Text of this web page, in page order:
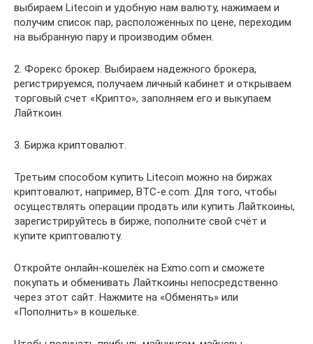
выбираем Litecoin и удобную нам валюту, нажимаем и
получим список пар, расположенных по цене, переходим
на выбранную пару и производим обмен.
2. Форекс брокер. Выбираем надежного брокера,
регистрируемся, получаем личный кабинет и открываем
торговый счет «Крипто», заполняем его и выкупаем
Лайткоин.
3. Биржа криптовалют.
Третьим способом купить Litecoin можно на биржах
криптовалют, например, BTC-e.com. Для того, чтобы
осуществлять операции продать или купить Лайткоины,
зарегистрируйтесь в бирже, пополните свой счёт и
купите криптовалюту.
Откройте онлайн-кошелёк на Exmo.com и сможете
покупать и обменивать Лайткоины непосредственно
через этот сайт. Нажмите на «Обменять» или
«Пополнить» в кошельке.